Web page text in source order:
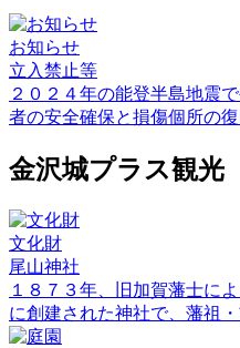
お知らせ
立入禁止等
２０２４年の能登半島地震
者の安全確保と損傷個所の
金沢城プラス観光
文化財
尾山神社
１８７３年、旧加賀藩士に
に創建された神社で、藩祖